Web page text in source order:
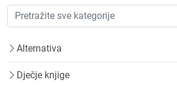
Alternativa
Dječje knjige